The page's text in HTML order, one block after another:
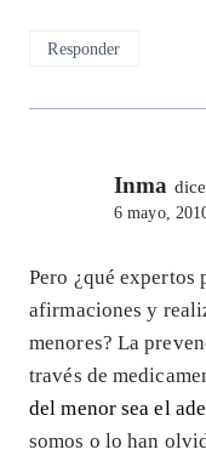
Responder
Inma
6 mayo,
Pero ¿qué expertos
afirmaciones y
menores? La
través de
del menor sea el
somos o lo han